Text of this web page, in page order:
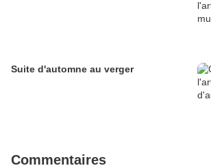
Suite d'automne au verger
Commentaires